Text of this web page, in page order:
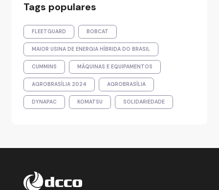
Tags populares
FLEETGUARD BOBCAT
MAIOR USINA DE ENERGIA HÍBRIDA DO BRASIL
CUMMINS MÁQUINAS E EQUIPAMENTOS
AGROBRASÍLIA 2024 AGROBRASÍLIA
DYNAPAC KOMATSU SOLIDARIEDADE